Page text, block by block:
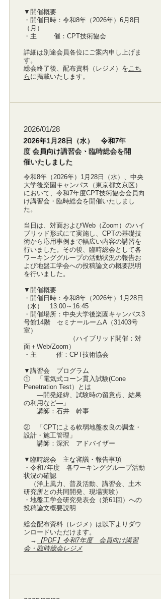
▼開催概要
・開催日時：令和8年（2026年）6月8日
（月）
・主 催：CPT技術協会
詳細は別途会員各位にご案内申し上げま
す。
総会終了後、配布資料（レジメ）をこち
ら に掲載いたします。
2026/01/28
2026年1月28日（水） 令和7年
度 会員向け講習会・臨時総会を開
催いたしました
令和8年（2026年）1月28日（水）、中央
大学後楽園キャンパス（東京都文京区）
において、令和7年度CPT技術協会会員向
け講習会・臨時総会を開催いたしまし
た。
当日は、対面およびWeb（Zoom）のハイ
ブリッド形式にて実施し、CPTの基礎技
術から応用事例まで幅広い内容の講習を
行いました。その後、臨時総会として各
ワーキンググループの活動状況の報告お
よび地盤工学会への投稿論文の概要説明
を行いました。
▼開催概要
・開催日時：令和8年（2026年）1月28日
（水） 13:00～16:45
・開催場所：中央大学後楽園キャンパス3
号館14階 セミナールームA（31403号
室）
（ハイブリッド開催：対
面＋Web/Zoom）
・主 催：CPT技術協会
▼講習会 プログラム
① 「電気式コーン貫入試験(Cone
Penetration Test）とは
―開発経緯、試験時の留意点、結果
の利用など―」
講師：石井 幹事
② 「CPTによる軟弱地盤改良の調査・
設計・施工管理」
講師：深沢 アドバイザー
▼臨時総会 主な審議・報告事項
・令和7年度 各ワーキンググループ活動
状況の確認
（洋上風力、普及活動、講習会、土木
研究所との共同開発、現場実験）
・地盤工学会研究発表会（第61回）への
投稿論文概要説明
総会配布資料（レジメ）は以下よりダウ
ンロードいただけます。
→
【PDF】令和7年度 会員向け講習
会・臨時総会レジメ